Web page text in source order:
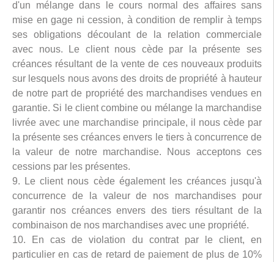
d'un mélange dans le cours normal des affaires sans
mise en gage ni cession, à condition de remplir à temps
ses obligations découlant de la relation commerciale
avec nous. Le client nous cède par la présente ses
créances résultant de la vente de ces nouveaux produits
sur lesquels nous avons des droits de propriété à hauteur
de notre part de propriété des marchandises vendues en
garantie. Si le client combine ou mélange la marchandise
livrée avec une marchandise principale, il nous cède par
la présente ses créances envers le tiers à concurrence de
la valeur de notre marchandise. Nous acceptons ces
cessions par les présentes.
9. Le client nous cède également les créances jusqu'à
concurrence de la valeur de nos marchandises pour
garantir nos créances envers des tiers résultant de la
combinaison de nos marchandises avec une propriété.
10. En cas de violation du contrat par le client, en
particulier en cas de retard de paiement de plus de 10%